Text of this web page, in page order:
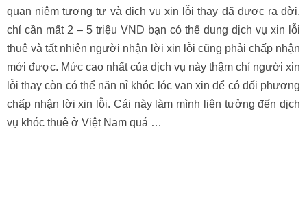
quan niệm tương tự và dịch vụ xin lỗi thay đã được ra đời,
chỉ cần mất 2 – 5 triệu VND bạn có thể dung dịch vụ xin lỗi
thuê và tất nhiên người nhận lời xin lỗi cũng phải chấp nhận
mới được. Mức cao nhất của dịch vụ này thậm chí người xin
lỗi thay còn có thể năn nỉ khóc lóc van xin để có đối phương
chấp nhận lời xin lỗi. Cái này làm mình liên tưởng đến dịch
vụ khóc thuê ở Việt Nam quá …